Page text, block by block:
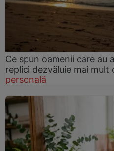
Ce spun oamenii care au
replici dezvăluie mai mult
personală